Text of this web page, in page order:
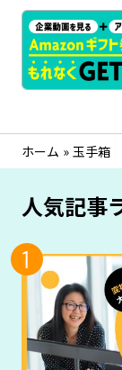
ホーム » 玉手箱
人気記事
1